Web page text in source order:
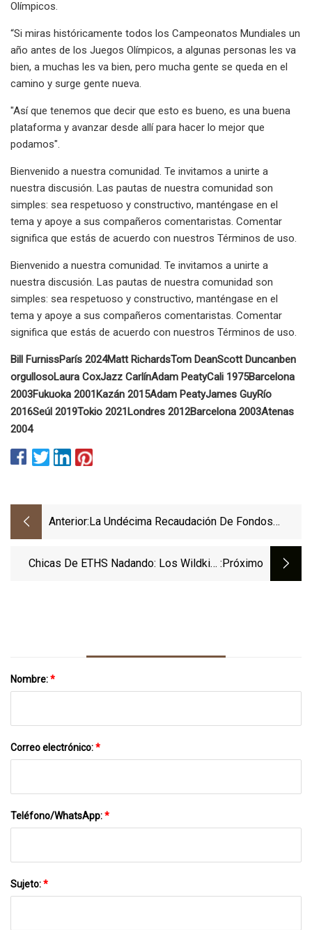
Olímpicos.
“Si miras históricamente todos los Campeonatos Mundiales un
año antes de los Juegos Olímpicos, a algunas personas les va
bien, a muchas les va bien, pero mucha gente se queda en el
camino y surge gente nueva.
"Así que tenemos que decir que esto es bueno, es una buena
plataforma y avanzar desde allí para hacer lo mejor que
podamos".
Bienvenido a nuestra comunidad. Te invitamos a unirte a
nuestra discusión. Las pautas de nuestra comunidad son
simples: sea respetuoso y constructivo, manténgase en el
tema y apoye a sus compañeros comentaristas. Comentar
significa que estás de acuerdo con nuestros Términos de uso.
Bienvenido a nuestra comunidad. Te invitamos a unirte a
nuestra discusión. Las pautas de nuestra comunidad son
simples: sea respetuoso y constructivo, manténgase en el
tema y apoye a sus compañeros comentaristas. Comentar
significa que estás de acuerdo con nuestros Términos de uso.
Bill FurnissParís 2024Matt RichardsTom DeanScott Duncanben
orgullosoLaura CoxJazz CarlínAdam PeatyCali 1975Barcelona
2003Fukuoka 2001Kazán 2015Adam PeatyJames GuyRío
2016Seúl 2019Tokio 2021Londres 2012Barcelona 2003Atenas
2004
Anterior: La Undécima Recaudación De Fondos
Dólares Para La Salud Mental
Chicas De ETHS Nadando: Los Wildkits :próximo
Nombre:*
Correo electrónico:*
Teléfono/WhatsApp:*
Sujeto:*